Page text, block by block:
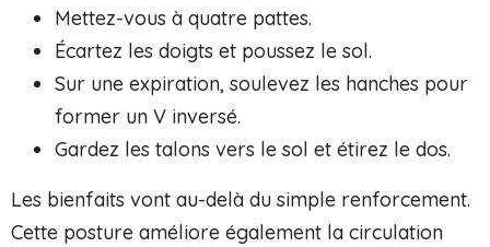
Mettez-vous à quatre pattes.
Écartez les doigts et poussez le sol.
Sur une expiration, soulevez les hanches pour
former un V inversé.
Gardez les talons vers le sol et étirez le dos.
Les bienfaits vont au-delà du simple renforcement.
Cette posture améliore également la circulation